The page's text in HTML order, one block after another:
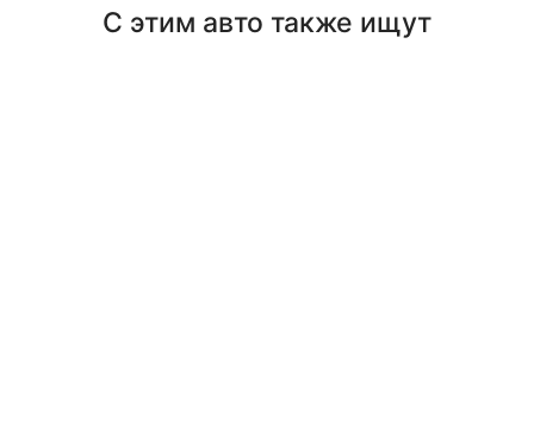
С этим авто также ищут